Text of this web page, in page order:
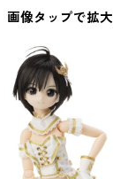
画像タップで拡大